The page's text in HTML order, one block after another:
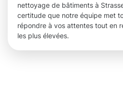
nettoyage de bâtiments à
certitude que notre équipe met
répondre à vos attentes tout en
les plus élevées.